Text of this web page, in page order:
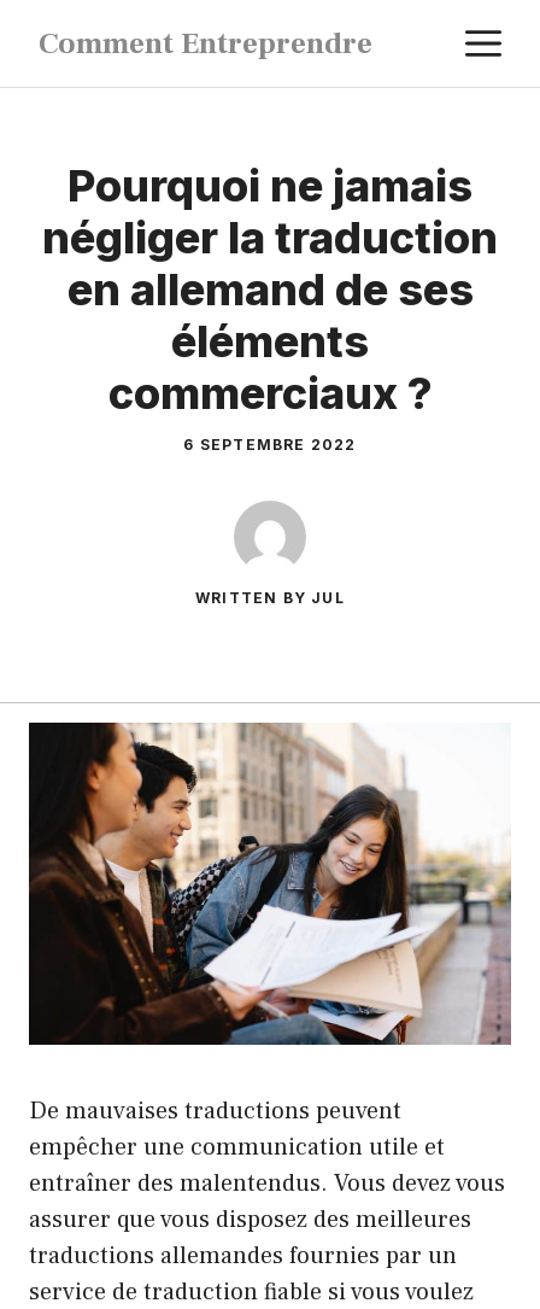
contenu
Comment Entreprendre
Pourquoi ne jamais
négliger la traduction
en allemand de ses
éléments
commerciaux ?
6 SEPTEMBRE 2022
WRITTEN BY JUL
De mauvaises traductions peuvent
empêcher une communication utile et
entraîner des malentendus. Vous devez vous
assurer que vous disposez des meilleures
traductions allemandes fournies par un
service de traduction fiable si vous voulez